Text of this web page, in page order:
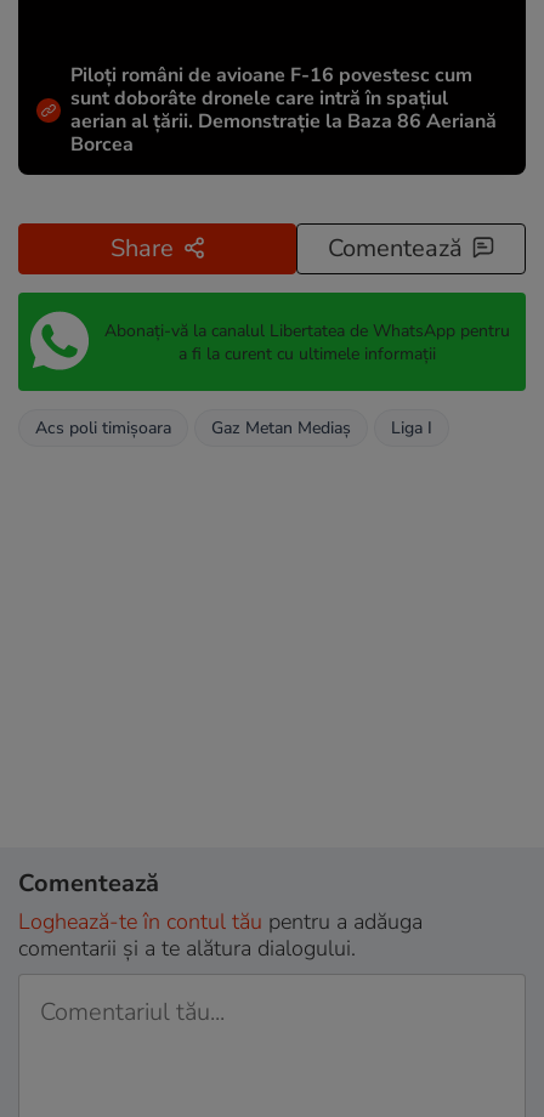
Piloți români de avioane F-16 povestesc cum
sunt doborâte dronele care intră în spațiul
aerian al țării. Demonstrație la Baza 86 Aeriană
Borcea
Share Comentează
Abonați-vă la canalul Libertatea de WhatsApp pentru
a fi la curent cu ultimele informații
Acs poli timişoara Gaz Metan Mediaș Liga I
Comentează
Loghează-te în contul tău pentru a adăuga
comentarii și a te alătura dialogului.